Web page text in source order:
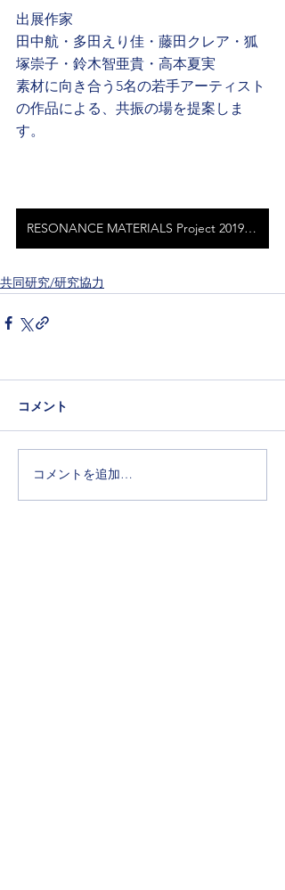
出展作家
田中航・多田えり佳・藤田クレア・狐
塚崇子・鈴木智亜貴・高本夏実
素材に向き合う5名の若手アーティスト
の作品による、共振の場を提案しま
す。
RESONANCE MATERIALS Project 2019 WEB SITE
共同研究/研究協力
コメント
コメントを追加…